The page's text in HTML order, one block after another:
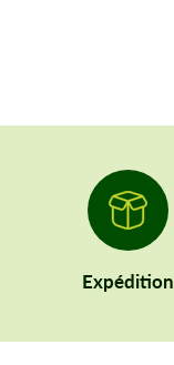
Expédition